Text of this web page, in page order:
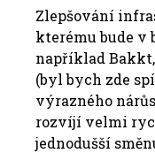
Zlepšování
kterému bude v
například Bakkt,
(byl bych zde
výrazného
rozvíjí velmi
jednodušší